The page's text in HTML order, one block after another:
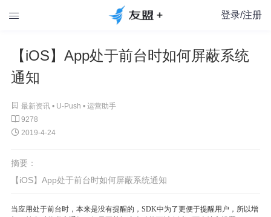
 登录/注册
【iOS】App处于前台时如何屏蔽系统
通知
 最新资讯 • U-Push • 运营助手
 9278
 2019-4-24
摘要：
【iOS】App处于前台时如何屏蔽系统通知
当应用处于前台时，本来是没有提醒的，SDK中为了更便于提醒用户，所以增